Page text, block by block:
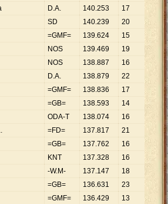
D.A. 140.253 17 .
250
SD 140.239 20
012
=GMF= 139.624 15
308
NOS 139.469 19
340
NOS 138.887 16 . 680
D.A. 138.879 22
313
=GMF= 138.836 17 . 167
=GB= 138.593 14
900
ODA-T 138.074 16 8
630
=FD= 137.817 21
563
=GB= 137.762 16 8.
610
KNT 137.328 16 8
583
-W.M- 137.147 18
619
=GB= 136.631 23 .
940
=GMF= 136.429 13